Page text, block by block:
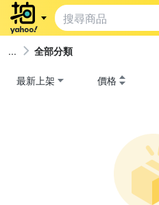
全部分類
最新上架 價格